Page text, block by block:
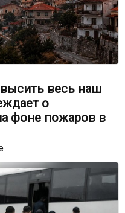
весь наш
о
фоне пожаров в